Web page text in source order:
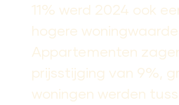
11% werd 2024 ook
hogere
Appartementen
prijsstijging van 9%,
woningen werden